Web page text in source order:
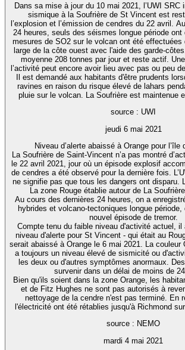
Dans sa mise à jour du 10 mai 2021, l’UWI SRC
sismique à la Soufrière de St Vincent est
l’explosion et l’émission de cendres du 22 avril.
24 heures, seuls des séismes longue période ont
mesures de SO2 sur le volcan ont été effectuées
large de la côte ouest avec l'aide des garde-
moyenne 208 tonnes par jour et reste actif.
l’activité peut encore avoir lieu avec pas ou peu
Il est demandé aux habitants d'être prudents
ravines en raison du risque élevé de lahars
pluie sur le volcan. La Soufrière est maintenue
source : UWI
jeudi 6 mai 2021
Niveau d’alerte abaissé à Orange pour
La Soufrière de Saint-Vincent n’a pas montré
le 22 avril 2021, jour où un épisode explosif
de cendres a été observé pour la dernière fois.
ne signifie pas que tous les dangers ont disparu.
La zone Rouge établie autour de La
Au cours des dernières 24 heures, on a
hybrides et volcano-tectoniques longue
nouvel épisode de tremor.
Compte tenu du faible niveau d'activité actuel, il
niveau d'alerte pour St Vincent - qui était au
serait abaissé à Orange le 6 mai 2021. La couleur
a toujours un niveau élevé de sismicité ou
les deux ou d'autres symptômes anormaux.
survenir dans un délai de moins de 24
Bien qu'ils soient dans la zone Orange, les
et de Fitz Hughes ne sont pas autorisés à
nettoyage de la cendre n'est pas terminé. En
l'électricité ont été rétablies jusqu'à Richmond
source : NEMO
mardi 4 mai 2021